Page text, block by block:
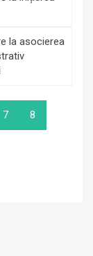
la asocierea
7 8